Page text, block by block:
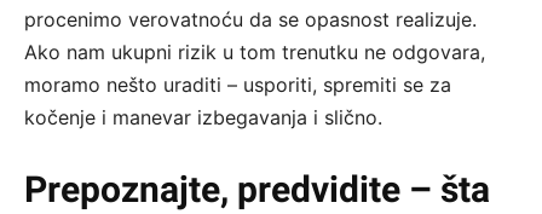
procenimo verovatnoću da se opasnost realizuje.
Ako nam ukupni rizik u tom trenutku ne odgovara,
moramo nešto uraditi – usporiti, spremiti se za
kočenje i manevar izbegavanja i slično.
Prepoznajte, predvidite – šta